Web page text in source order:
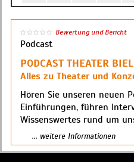
Bewertung und Bericht
Podcast
PODCAST THEATER
Alles zu Theater und
Hören Sie unseren neuen
Einführungen, führen
Wissenswertes rund um
... weitere Informationen